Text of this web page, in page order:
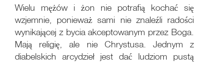
Wielu mężów i żon nie potrafią kochać się
wzjemnie, ponieważ sami nie znaleźli radości
wynikającej z bycia akceptowanym przez Boga.
Mają religię, ale nie Chrystusa. Jednym z
diabelskich arcydzieł jest dać ludziom pustą